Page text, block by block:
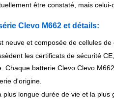
être constaté, mais
Clevo M662 et détails:
et composée de cellules de
les certificats de sécurité
batterie Clevo Clevo
d'origine.
longue durée de vie et la